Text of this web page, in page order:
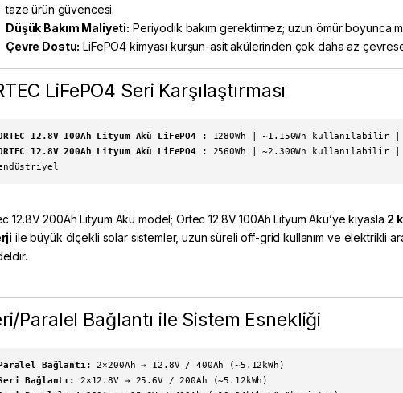
taze ürün güvencesi.
Düşük Bakım Maliyeti: Periyodik bakım gerektirmez; uzun ömür boyunca
Çevre Dostu: LiFePO4 kimyası kurşun-asit akülerinden çok daha az
LiFePO4 Seri Karşılaştırması
12.8V 100Ah Lityum Akü LiFePO4 :
1280Wh | ~1.150Wh kullanılabilir
12.8V 200Ah Lityum Akü LiFePO4 :
2560Wh | ~2.300Wh kullanılabilir
12.8V 200Ah Lityum Akü model; Ortec 12.8V 100Ah Lityum Akü’ye kıyasla 2
ile büyük ölçekli solar sistemler, uzun süreli off-grid kullanım ve elektrikli
Paralel Bağlantı ile Sistem Esnekliği
Bağlantı: 2×200Ah → 12.8V / 400Ah (~5.12kWh)
Bağlantı:
2×12.8V → 25.6V / 200Ah (~5.12kWh)